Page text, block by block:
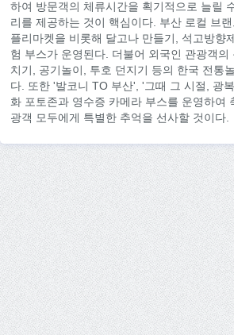
하여 방문객의 체류시간을 획기적으로 늘릴
리를 제공하는 것이 핵심이다. 부산 로컬 브
플리마켓을 비롯해 달고나 만들기, 석고방향
험 부스가 운영된다. 더불어 외국인 관광객의
치기, 공기놀이, 투호 던지기 등의 한국 전통
다. 또한 '발코니 TO 부산', '그때 그 시절, 광
화 포토존과 영수증 카메라 부스를 운영하여
광객 모두에게 특별한 추억을 선사할 것이다.